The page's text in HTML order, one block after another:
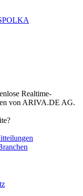
Realtime-
von ARIVA.DE AG.